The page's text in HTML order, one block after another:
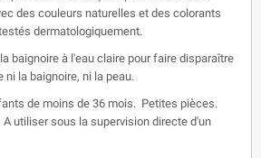
des couleurs naturelles et des colorants
dermatologiquement.
baignoire à l'eau claire pour faire disparaître
la baignoire, ni la peau.
de moins de 36 mois. Petites pièces.
utiliser sous la supervision directe d'un